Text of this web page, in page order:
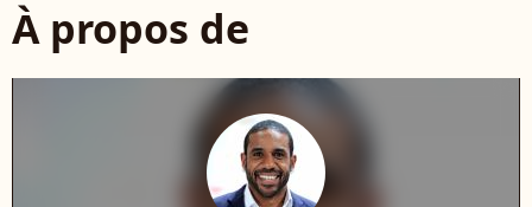
À propos de